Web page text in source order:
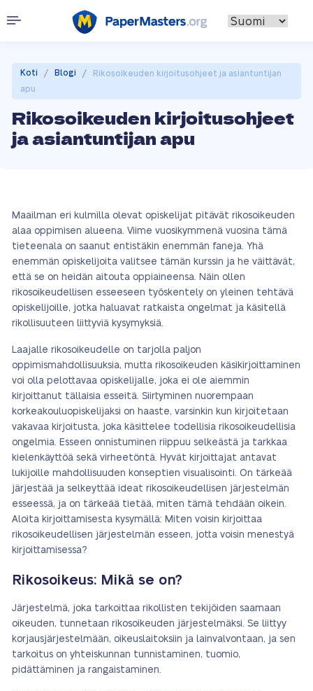
Koti / Blogi /
Rikosoikeuden kirjoitusohjeet ja asiantuntijan
apu
Rikosoikeuden kirjoitusohjeet
ja asiantuntijan apu
Maailman eri kulmilla olevat opiskelijat pitävät rikosoikeuden
alaa oppimisen alueena. Viime vuosikymmenä vuosina tämä
tieteenala on saanut entistäkin enemmän faneja. Yhä
enemmän opiskelijoita valitsee tämän kurssin ja he väittävät,
että se on heidän aitouta oppiaineensa. Näin ollen
rikosoikeudellisen esseeseen työskentely on yleinen tehtävä
opiskelijoille, jotka haluavat ratkaista ongelmat ja käsitellä
rikollisuuteen liittyviä kysymyksiä.
Laajalle rikosoikeudelle on tarjolla paljon
oppimismahdollisuuksia, mutta rikosoikeuden käsikirjoittaminen
voi olla pelottavaa opiskelijalle, joka ei ole aiemmin
kirjoittanut tällaisia esseitä. Siirtyminen nuorempaan
korkeakouluopiskelijaksi on haaste, varsinkin kun kirjoitetaan
vakavaa kirjoitusta, joka käsittelee todellisia rikosoikeudellisia
ongelmia. Esseen onnistuminen riippuu selkeästä ja tarkkaa
kielenkäyttöä sekä virheetöntä. Hyvät kirjoittajat antavat
lukijoille mahdollisuuden konseptien visualisointi. On tärkeää
järjestää ja selkeyttää ideat rikosoikeudellisen järjestelmän
esseessä, ja on tärkeää tietää, miten tämä tehdään oikein.
Aloita kirjoittamisesta kysymällä: Miten voisin kirjoittaa
rikosoikeudellisen järjestelmän esseen, jotta voisin menestyä
kirjoittamisessa?
Rikosoikeus: Mikä se on?
Järjestelmä, joka tarkoittaa rikollisten tekijöiden saamaan
oikeuden, tunnetaan rikosoikeuden järjestelmäksi. Se liittyy
korjausjärjestelmään, oikeuslaitoksiin ja lainvalvontaan, ja sen
tarkoitus on yhteiskunnan tunnistaminen, tuomio,
pidättäminen ja rangaistaminen.